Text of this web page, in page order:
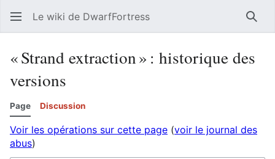
Le wiki de DwarfFortress
« Strand extraction » : historique des
versions
Page Discussion
Voir les opérations sur cette page (voir le journal des
abus)